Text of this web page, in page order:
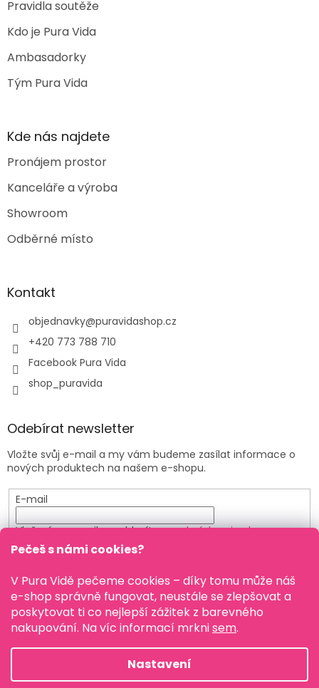
Pečeš s námi cookies?
V Pura Vidě pečeme cookies – díky tomu může náš
e-shop správně fungovat, neustále se zlepšovat a
poskytovat ti co nejlepší zážitek z barevného
nakupování. Na víc informací mrknisem.
Nastavení
Pravidla soutěže
Kdo je Pura Vida
Ambasadorky
Tým Pura Vida
Kde nás najdete
Pronájem prostor
Kanceláře a výroba
Showroom
Odběrné místo
Kontakt
objednavky@puravidashop.cz
+420 773 788 710
Facebook Pura Vida
shop_puravida
Odebírat newsletter
Vložte svůj e-mail a my vám budeme zasílat informace o
nových produktech na našem e-shopu.
E-mail
Vložením e-mailu souhlasíte spodmínkami ochrany
osobních údajů
PŘIHLÁSIT SE